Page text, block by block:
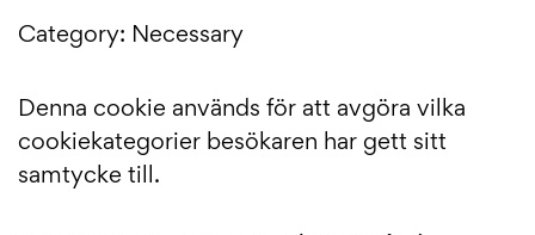
Category: Necessary
Denna cookie används för att avgöra vilka
cookiekategorier besökaren har gett sitt
samtycke till.